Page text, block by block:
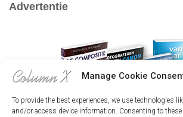
Manage Cookie
To provide the best experiences, we use technologies
and/or access device information. Consenting to
Advertentie